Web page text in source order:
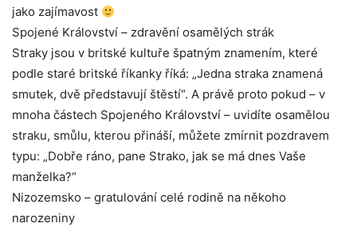
jako zajímavost
Spojené Království – zdravění osamělých strák
Straky jsou v britské kultuře špatným znamením, které
podle staré britské říkanky říká: „Jedna straka znamená
smutek, dvě představují štěstí“. A právě proto pokud – v
mnoha částech Spojeného Království – uvidíte osamělou
straku, smůlu, kterou přináší, můžete zmírnit pozdravem
typu: „Dobře ráno, pane Strako, jak se má dnes Vaše
manželka?“
Nizozemsko – gratulování celé rodině na někoho
narozeniny